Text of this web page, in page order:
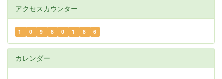
アクセスカウンター
1 0 9 8 0 1 8 6
カレンダー